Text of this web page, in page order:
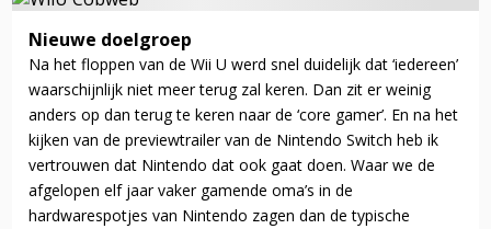
Nieuwe doelgroep
Na het floppen van de Wii U werd snel duidelijk dat ‘iedereen’
waarschijnlijk niet meer terug zal keren. Dan zit er weinig
anders op dan terug te keren naar de ‘core gamer’. En na het
kijken van de previewtrailer van de Nintendo Switch heb ik
vertrouwen dat Nintendo dat ook gaat doen. Waar we de
afgelopen elf jaar vaker gamende oma’s in de
hardwarespotjes van Nintendo zagen dan de typische